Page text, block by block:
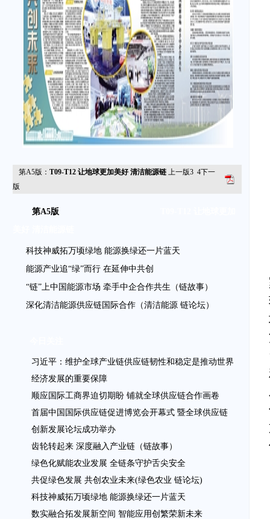
第A5版： T09-T12 让地球更加美好 清洁能源链 上一版3 4下一
版
第A5版
科技神威拓万顷绿地 能源换绿还一片蓝天
能源产业追“绿”而行 在延伸中共创
“链”上中国能源市场 牵手中企合作共生（链故事）
深化清洁能源供应链国际合作（清洁能源 链论坛）
习近平：维护全球产业链供应链韧性和稳定是推动世界
经济发展的重要保障
顺应国际工商界迫切期盼 铺就全球供应链合作画卷
首届中国国际供应链促进博览会开幕式 暨全球供应链
创新发展论坛成功举办
齿轮转起来 深度融入产业链（链故事）
绿色化赋能农业发展 全链条守护舌尖安全
共促绿色发展 共创农业未来(绿色农业 链论坛)
科技神威拓万顷绿地 能源换绿还一片蓝天
数实融合拓发展新空间 智能应用创繁荣新未来